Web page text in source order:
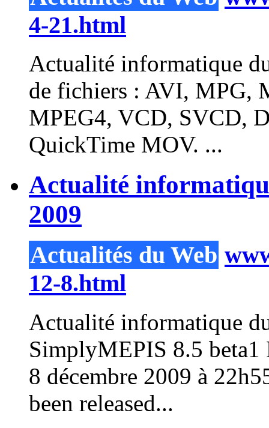
4-21.html
Actualité informatique
de fichiers : AVI, MPG,
MPEG4, VCD, SVCD,
QuickTime MOV. ...
Actualité
2009
Actualités du Web
12-8.html
Actualité informatique
SimplyMEPIS 8.5 beta1
8 décembre 2009 à
been released...